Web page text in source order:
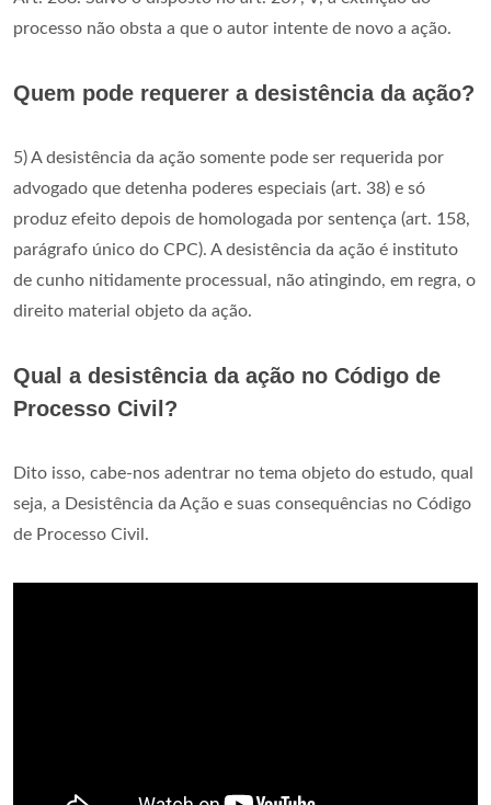
processo não obsta a que o autor intente de novo a ação.
Quem pode requerer a desistência da ação?
5) A desistência da ação somente pode ser requerida por
advogado que detenha poderes especiais (art. 38) e só
produz efeito depois de homologada por sentença (art. 158,
parágrafo único do CPC). A desistência da ação é instituto
de cunho nitidamente processual, não atingindo, em regra, o
direito material objeto da ação.
Qual a desistência da ação no Código de
Processo Civil?
Dito isso, cabe-nos adentrar no tema objeto do estudo, qual
seja, a Desistência da Ação e suas consequências no Código
de Processo Civil.